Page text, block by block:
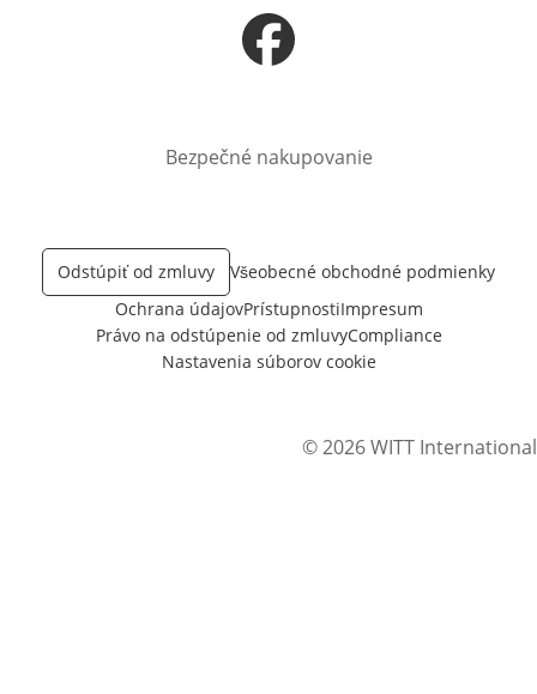
Otvorí sa vnovom okne
Bezpečné nakupovanie
Odstúpiť od zmluvy
Všeobecné obchodné podmienky
Ochrana údajovPrístupnostiImpresum
Právo na odstúpenie od zmluvyCompliance
Nastavenia súborov cookie
© 2026 WITT International